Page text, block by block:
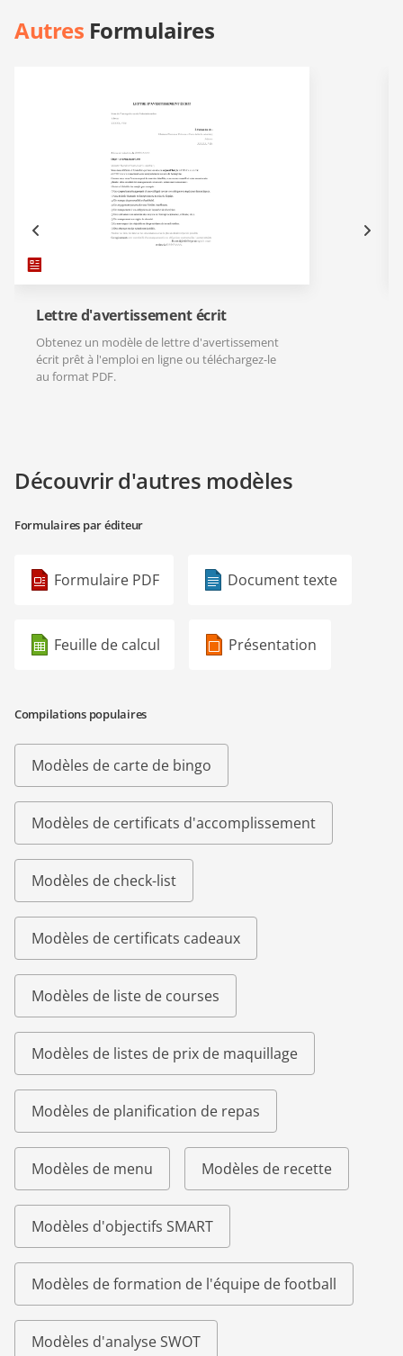
Autres Formulaires
Lettre d'avertissement écrit
Obtenez un modèle de lettre d'avertissement
écrit prêt à l'emploi en ligne ou téléchargez-le
au format PDF.
Découvrir d'autres modèles
Formulaires par éditeur
Formulaire PDF Document texte
Feuille de calcul Présentation
Compilations populaires
Modèles de carte de bingo
Modèles de certificats d'accomplissement
Modèles de check-list
Modèles de certificats cadeaux
Modèles de liste de courses
Modèles de listes de prix de maquillage
Modèles de planification de repas
Modèles de menu Modèles de recette
Modèles d'objectifs SMART
Modèles de formation de l'équipe de football
Modèles d'analyse SWOT